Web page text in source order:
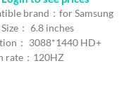
brand：for Samsung
： 6.8 inches
： 3088*1440 HD+
rate：120HZ